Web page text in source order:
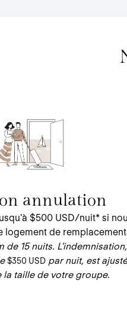
annulation
$500 USD/nuit* si
logement de
de 15 nuits. L'indemnisation,
$350 USD par nuit, est
la taille de votre groupe.